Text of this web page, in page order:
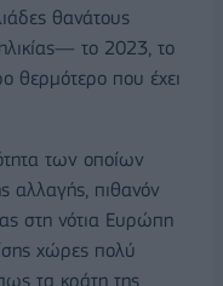
θανάτους
το 2023, το
θερμότερο που έχει
των οποίων
αλλαγής, πιθανόν
στη νότια Ευρώπη
χώρες πολύ
τα κράτη της